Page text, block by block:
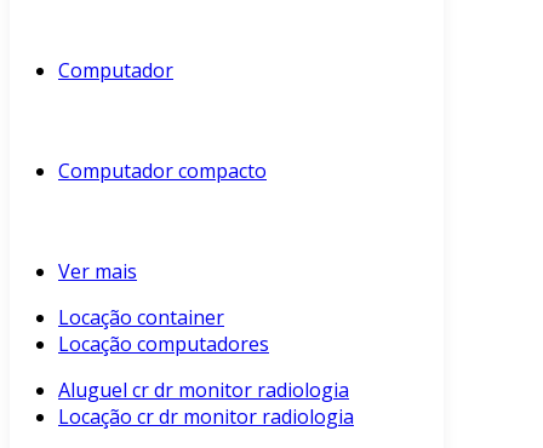
Computador
Computador compacto
Ver mais
Locação container
Locação computadores
Aluguel cr dr monitor radiologia
Locação cr dr monitor radiologia